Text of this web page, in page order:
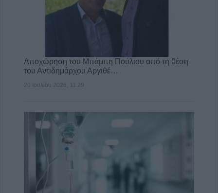
Αποχώρηση του Μπάμπη Πούλιου από τη θέση
του Αντιδημάρχου Αργιθέ…
20 Ιουλίου 2026, 11:29